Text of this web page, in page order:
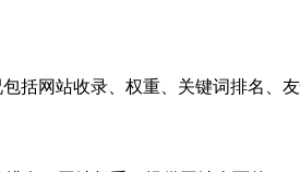
括网站收录、权重、关键词排名、